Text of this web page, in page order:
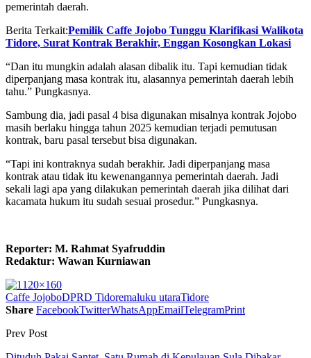
pemerintah daerah.
Berita Terkait:Pemilik Caffe Jojobo Tunggu Klarifikasi Walikota
Tidore, Surat Kontrak Berakhir, Enggan Kosongkan Lokasi
“Dan itu mungkin adalah alasan dibalik itu. Tapi kemudian tidak
diperpanjang masa kontrak itu, alasannya pemerintah daerah lebih
tahu.” Pungkasnya.
Sambung dia, jadi pasal 4 bisa digunakan misalnya kontrak Jojobo
masih berlaku hingga tahun 2025 kemudian terjadi pemutusan
kontrak, baru pasal tersebut bisa digunakan.
“Tapi ini kontraknya sudah berakhir. Jadi diperpanjang masa
kontrak atau tidak itu kewenangannya pemerintah daerah. Jadi
sekali lagi apa yang dilakukan pemerintah daerah jika dilihat dari
kacamata hukum itu sudah sesuai prosedur.” Pungkasnya.
Reporter: M. Rahmat Syafruddin
Redaktur: Wawan Kurniawan
Caffe JojoboDPRD Tidoremaluku utaraTidore
Share FacebookTwitterWhatsAppEmailTelegramPrint
Prev Post